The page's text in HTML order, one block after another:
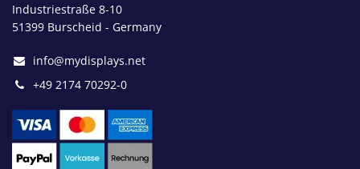
Industriestraße 8-10
51399 Burscheid - Germany
info@mydisplays.net
+49 2174 70292-0